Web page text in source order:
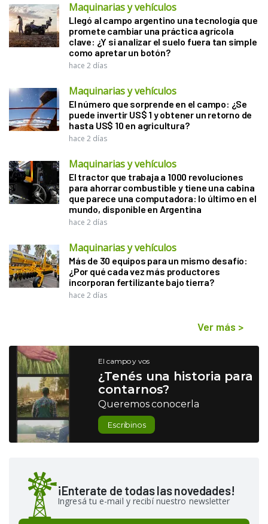
Maquinarias y vehículos
Llegó al campo argentino una tecnología que
promete cambiar una práctica agrícola
clave: ¿Y si analizar el suelo fuera tan simple
como apretar un botón?
hace 2 días
Maquinarias y vehículos
El número que sorprende en el campo: ¿Se
puede invertir US$ 1 y obtener un retorno de
hasta US$ 10 en agricultura?
hace 2 días
Maquinarias y vehículos
El tractor que trabaja a 1000 revoluciones
para ahorrar combustible y tiene una cabina
que parece una computadora: lo último en el
mundo, disponible en Argentina
hace 2 días
Maquinarias y vehículos
Más de 30 equipos para un mismo desafío:
¿Por qué cada vez más productores
incorporan fertilizante bajo tierra?
hace 2 días
Ver más >
El campo y vos
¿Tenés una historia para
contarnos?
Queremos conocerla
Escribinos
¡Enterate de todas las novedades!
Ingresá tu e-mail y recibí nuestro newsletter